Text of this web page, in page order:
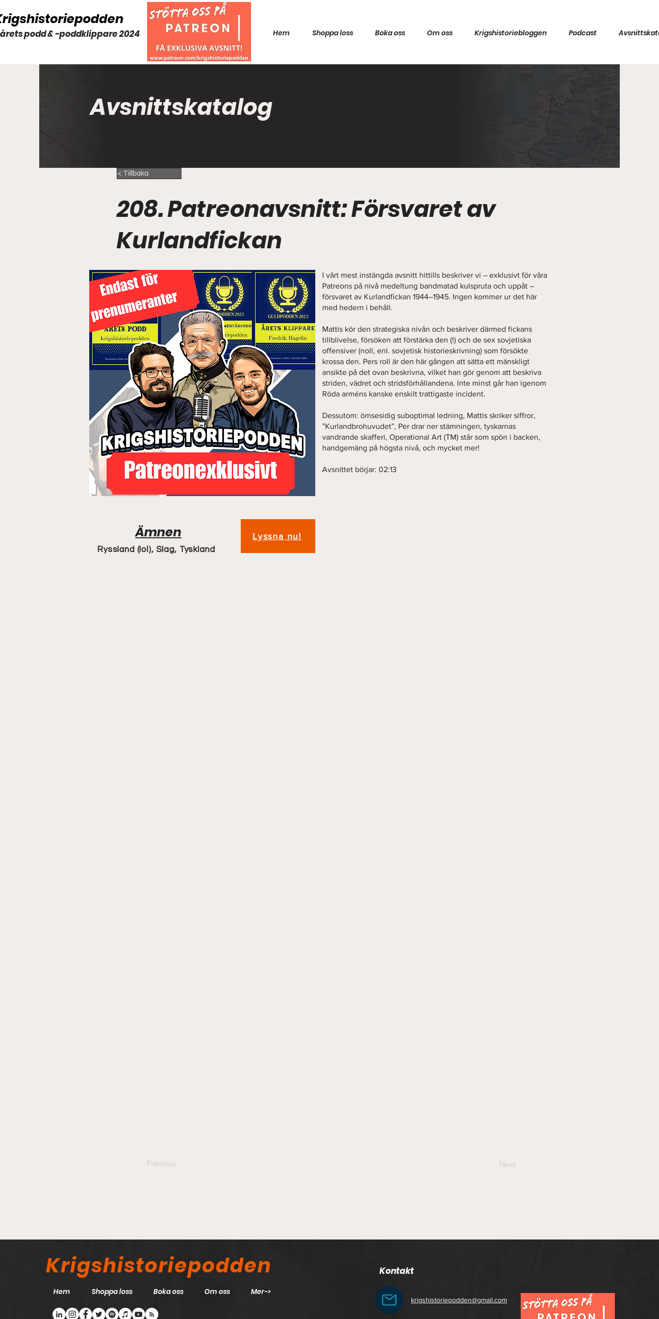
podd & -poddklippare 2024 Hem Shoppa loss Boka oss Om oss Krigshistoriebloggen Podcast
< Tillbaka
208. Patreonavsnitt: Försvaret av
Kurlandfickan
Ämnen
Ryssland (lol), Slag, Tyskland
Lyssna nu!
I vårt mest instängda avsnitt hittills beskriver vi – exklusivt för våra
Patreons på nivå medeltung bandmatad kulspruta och uppåt –
försvaret av Kurlandfickan 1944–1945. Ingen kommer ur det här
med hedern i behåll.
Mattis kör den strategiska nivån och beskriver därmed fickans
tillblivelse, försöken att förstärka den (!) och de sex sovjetiska
offensiver (noll, enl. sovjetisk historieskrivning) som försökte
krossa den. Pers roll är den här gången att sätta ett mänskligt
ansikte på det ovan beskrivna, vilket han gör genom att beskriva
striden, vädret och stridsförhållandena. Inte minst går han igenom
Röda arméns kanske enskilt trattigaste incident.
Dessutom: ömsesidig suboptimal ledning, Mattis skriker siffror,
”Kurlandbrohuvudet”, Per drar ner stämningen, tyskarnas
vandrande skafferi, Operational Art (TM) står som spön i backen,
handgemäng på högsta nivå, och mycket mer!
Avsnittet börjar: 02:13
Previous Next
Avsnittskatalog
Krigshistoriepodden
Hem Shoppa loss Boka oss Om oss Mer->
Kontakt
krigshistoriepodden@gmail.com